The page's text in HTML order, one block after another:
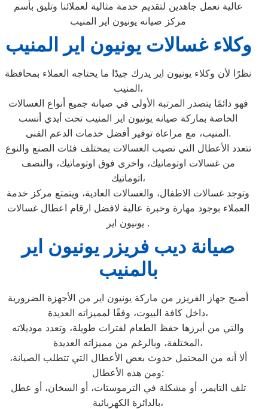
عالية نعمل جاهدين لتقديم خدمة مثالية لعملائنا وتليق بأسم
مركز صيانه يونيون اير المنيب
وكلاء غسالات يونيون اير المنيب
نظرًا لأن وكلاء يونيون اير يدرك جيدًا ما يحتاجه العملاء بمحافظة
المنيب،
فهو دائمًا يتصدر المرتبة الأولى في صيانة جميع أنواع الغسالات
الخاصة بماركة صيانه يونيون اير المنيب تحت أيدي أنسب
المنيب، مع مراعاة توفير أفضل خدمات الدعم الفنى.
تتعدد الأعطال التي تصيب الغسالات بمختلف فئات الصنع والنوع
من غسالات اوتوماتيك، واخرى فوق اوتوماتيك، والنصف
اتوماتيك،
وتوجد غسالات الاطفال، والغسالات العادية، ويتمتع مركز خدمة
العملاء بوجود مهارة وخبرة عالية لافضل ارقام اعطال غسالات
يونيون اير .
صيانة ديب فريزر يونيون اير
بالمنيب
أصبح جهاز الفريزر من ماركة يونيون اير من الأجهزة الضرورية
داخل كافة البيوت، وفقًا لمميزاته العديدة،
والتي من أبرزها حفظ الطعام لفترات طويلة، وتعدد موديلاته
المختلفة، وبالرغم من مميزاته العديدة،
ألا أنه من المحتمل حدوث بعض الأعطال التي تتطلب الصيانة،
ومن هذه الأعطال:
تلف التايمر، أو مشكلة في الترموستات، أو السخان، أو عطل
بالدائرة الكهربائية،